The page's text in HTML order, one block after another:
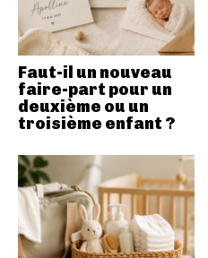
Faut-il un nouveau
faire-part pour un
deuxième ou un
troisième enfant ?